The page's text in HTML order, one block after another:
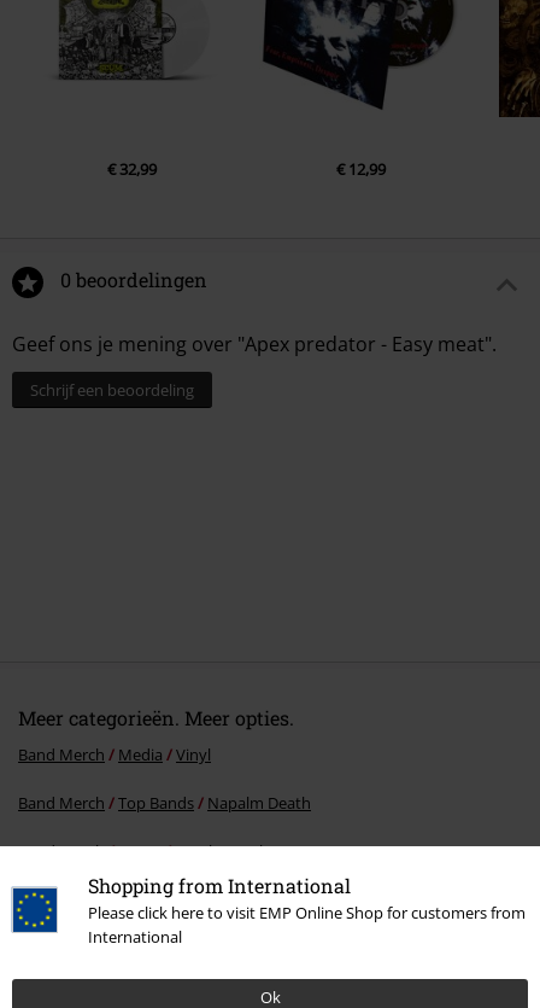
Shopping from International
Please click here to visit EMP Online Shop for customers from
International
Ok
€ 32,99 € 12,99
0 beoordelingen
Geef ons je mening over "Apex predator - Easy meat".
Schrijf een beoordeling
Meer categorieën. Meer opties.
Band Merch Media Vinyl
Band Merch Top Bands Napalm Death
Band Merch Genre Death Metal
Sale % Media Vinyl